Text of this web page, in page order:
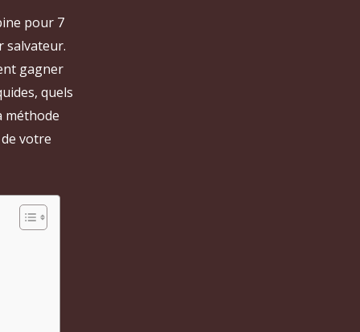
pour 7
salvateur.
gagner
quels
méthode
votre